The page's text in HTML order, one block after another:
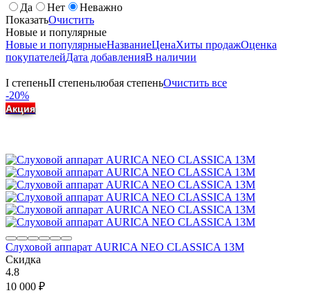
Да
Нет
Неважно
ПоказатьОчистить
Новые и популярные
Новые и популярныеНазваниеЦенаХиты продажОценка
покупателейДата добавленияВ наличии
I степеньII степеньлюбая степеньОчистить все
-20%
Акция
Слуховой аппарат AURICA NEO CLASSICA 13M
Скидка
4.8
10 000 ₽